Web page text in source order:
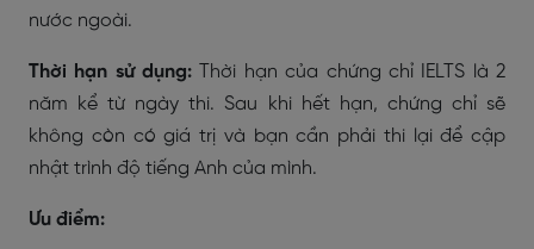
nước ngoài.
Thời hạn sử dụng:
Thời hạn của chứng chỉ IELTS là 2
năm kể từ ngày thi. Sau khi hết hạn, chứng chỉ sẽ
không còn có giá trị và bạn cần phải thi lại để cập
nhật trình độ tiếng Anh của mình.
​​Ưu điểm: